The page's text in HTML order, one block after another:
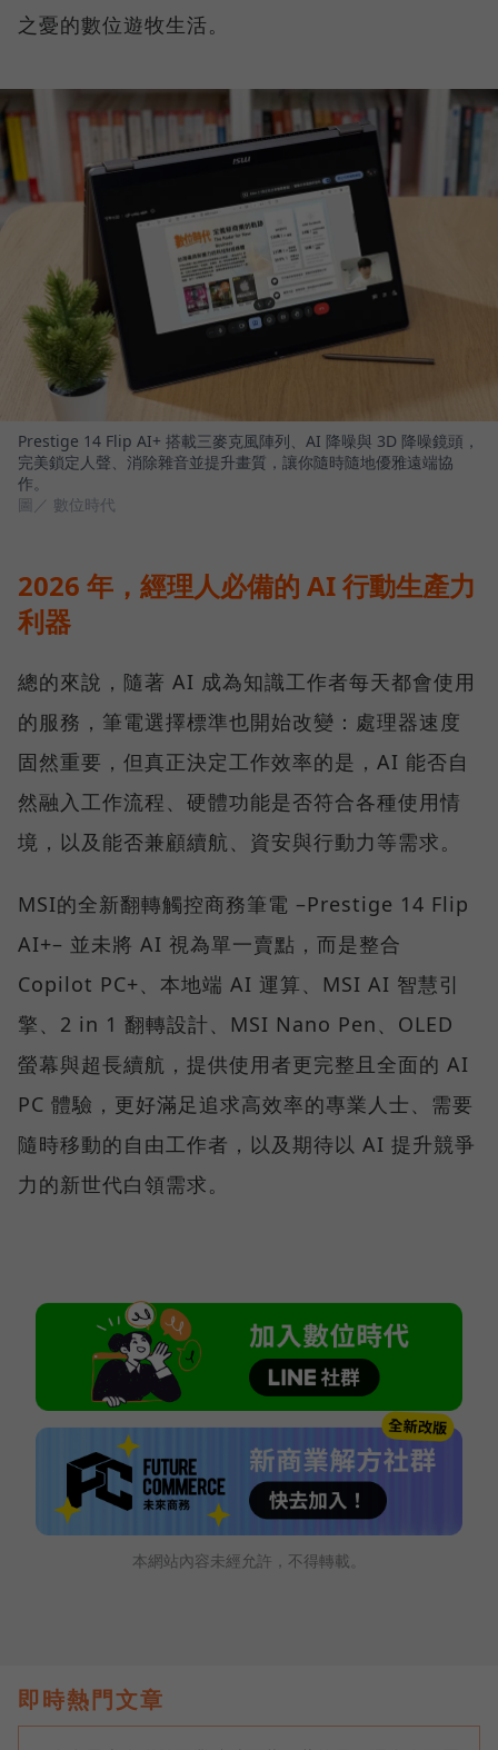
之憂的數位遊牧生活。
Prestige 14 Flip AI+ 搭載三麥克風陣列、AI 降噪與 3D 降噪鏡頭，
完美鎖定人聲、消除雜音並提升畫質，讓你隨時隨地優雅遠端協
作。
圖／ 數位時代
2026 年，經理人必備的 AI 行動生產力
利器
總的來說，隨著 AI 成為知識工作者每天都會使用
的服務，筆電選擇標準也開始改變：處理器速度
固然重要，但真正決定工作效率的是，AI 能否自
然融入工作流程、硬體功能是否符合各種使用情
境，以及能否兼顧續航、資安與行動力等需求。
MSI的全新翻轉觸控商務筆電 –Prestige 14 Flip
AI+– 並未將 AI 視為單一賣點，而是整合
Copilot PC+、本地端 AI 運算、MSI AI 智慧引
擎、2 in 1 翻轉設計、MSI Nano Pen、OLED
螢幕與超長續航，提供使用者更完整且全面的 AI
PC 體驗，更好滿足追求高效率的專業人士、需要
隨時移動的自由工作者，以及期待以 AI 提升競爭
力的新世代白領需求。
本網站內容未經允許，不得轉載。
即時熱門文章